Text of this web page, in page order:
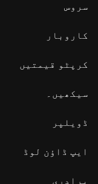
سروس
کاروبار
کرپٹو قیمتیں
سیکھیں۔
ڈویلپر
ایپ ڈاؤن لوڈ
برادری